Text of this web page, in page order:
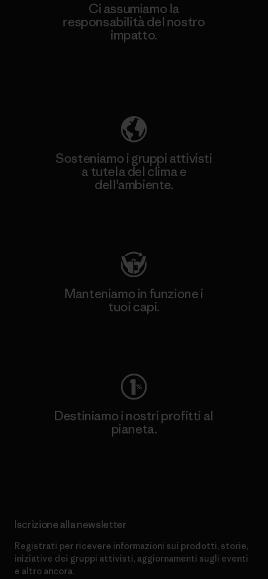
Ci assumiamo la
responsabilità del nostro
impatto.
Sosteniamo i gruppi attivisti
a tutela del clima e
dell'ambiente.
Manteniamo in funzione i
tuoi capi.
Destiniamo i nostri profitti al
pianeta.
Iscrizione alla newsletter
Registrati per ricevere informazioni sui prodotti, storie,
iniziative dei gruppi attivisti, aggiornamenti sugli eventi
e altro ancora.